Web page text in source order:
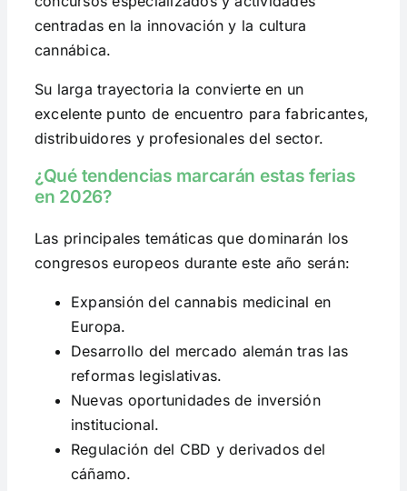
centradas en la innovación y la cultura
cannábica.
Su larga trayectoria la convierte en un
excelente punto de encuentro para fabricantes,
distribuidores y profesionales del sector.
¿Qué tendencias marcarán estas ferias
en 2026?
Las principales temáticas que dominarán los
congresos europeos durante este año serán:
Expansión del cannabis medicinal en
Europa.
Desarrollo del mercado alemán tras las
reformas legislativas.
Nuevas oportunidades de inversión
institucional.
Regulación del CBD y derivados del
cáñamo.